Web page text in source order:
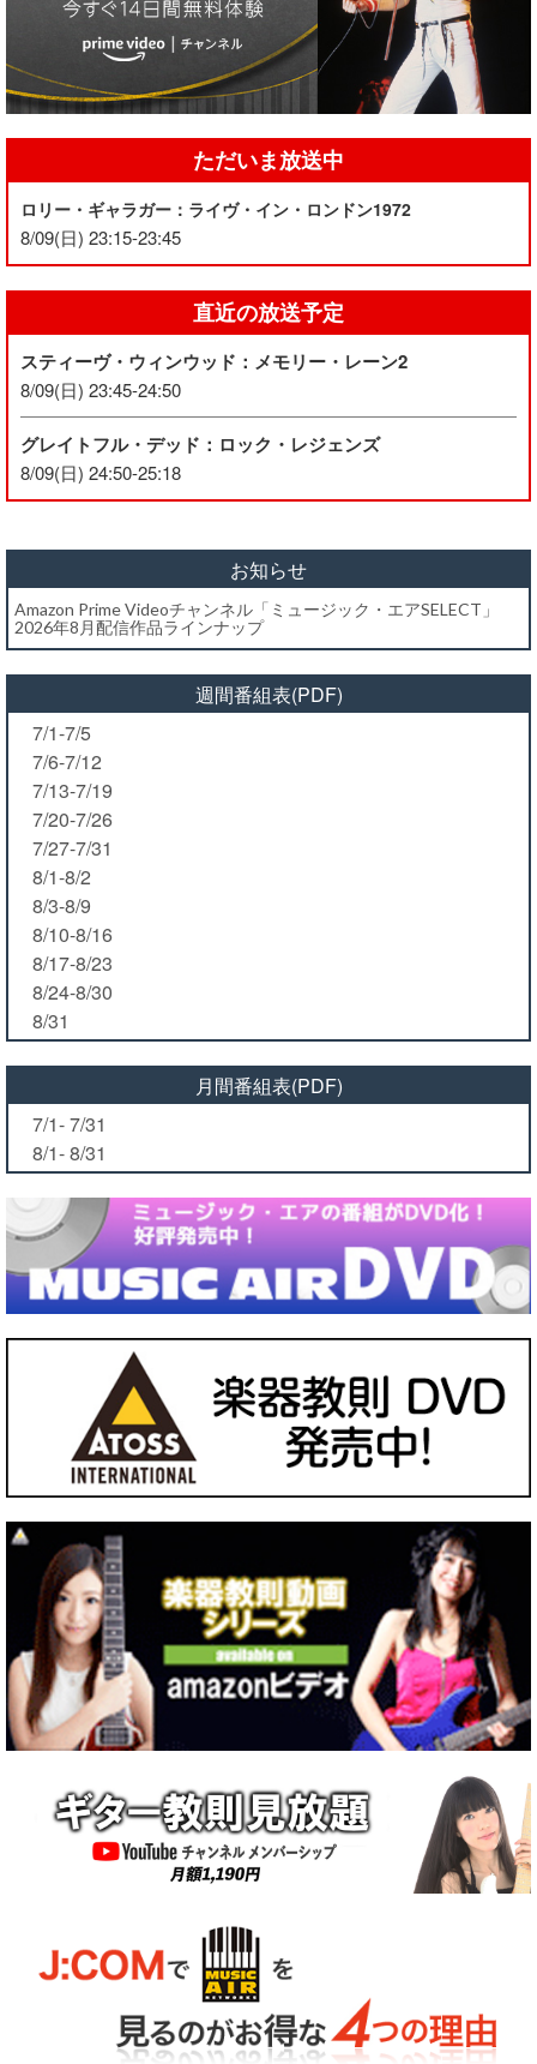
ただいま放送中
ロリー・ギャラガー：ライヴ・イン・ロンドン1972
8/09(日) 23:15-23:45
直近の放送予定
スティーヴ・ウィンウッド：メモリー・レーン2
8/09(日) 23:45-24:50
グレイトフル・デッド：ロック・レジェンズ
8/09(日) 24:50-25:18
お知らせ
Amazon Prime Videoチャンネル「ミュージック・エアSELECT」
2026年8月配信作品ラインナップ
週間番組表(PDF)
7/1-7/5
7/6-7/12
7/13-7/19
7/20-7/26
7/27-7/31
8/1-8/2
8/3-8/9
8/10-8/16
8/17-8/23
8/24-8/30
8/31
月間番組表(PDF)
7/1- 7/31
8/1- 8/31